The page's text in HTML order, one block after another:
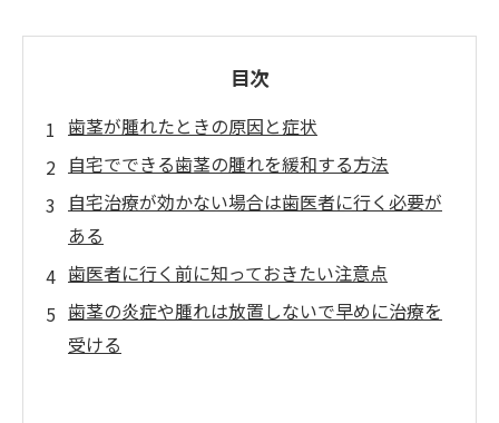
目次
歯茎が腫れたときの原因と症状
自宅でできる歯茎の腫れを緩和する方法
自宅治療が効かない場合は歯医者に行く必要が
ある
歯医者に行く前に知っておきたい注意点
歯茎の炎症や腫れは放置しないで早めに治療を
受ける